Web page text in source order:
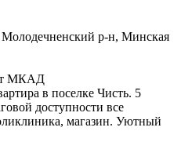
Молодечненский р-н, Минская
МКАД
в поселке Чисть. 5
доступности все
магазин. Уютный